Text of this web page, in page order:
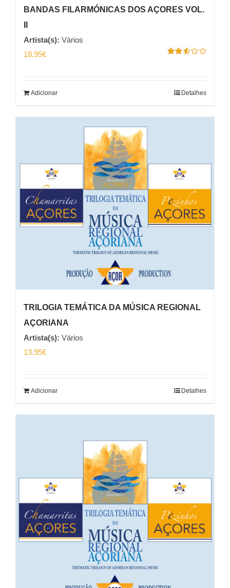
BANDAS FILARMÓNICAS DOS AÇORES VOL.
Artista(s): Vários
18.95€
Adicionar Detalhes
TRILOGIA TEMÁTICA DA MÚSICA REGIONAL
AÇORIANA
Artista(s): Vários
13.95€
Adicionar Detalhes